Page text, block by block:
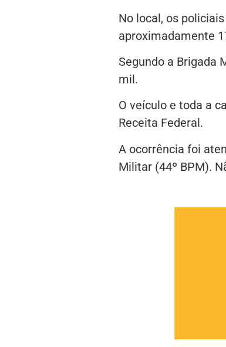
No local, os
aproximadamente
Segundo a Brigada
mil.
O veículo e toda a
Receita Federal.
A ocorrência foi
Militar (44º BPM).